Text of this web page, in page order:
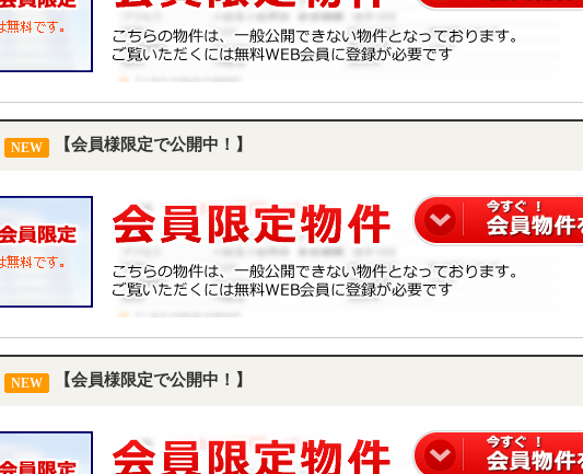
NEW 【会員様限定で公開中！】
NEW 【会員様限定で公開中！】